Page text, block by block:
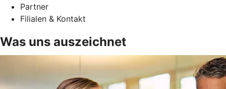
Partner
Filialen & Kontakt
Was uns auszeichnet